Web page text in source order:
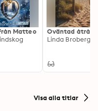
Matteo
Oväntad åtrå
Linda Broberg
Visa alla titlar